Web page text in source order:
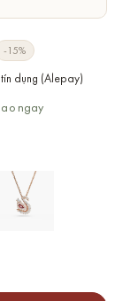
₫.
-15%
dụng (Alepay)
ngay
Pendant số lượng